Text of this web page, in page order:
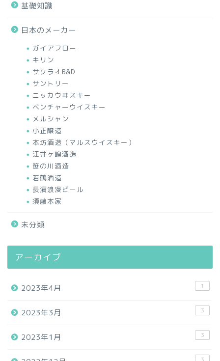
基礎知識
日本のメーカー
ガイアフロー
キリン
サクラオB&D
サントリー
ニッカウヰスキー
ベンチャーウイスキー
メルシャン
小正醸造
本坊酒造（マルスウイスキー）
江井ヶ嶋酒造
笹の川酒造
若鶴酒造
長濱浪漫ビール
須藤本家
未分類
アーカイブ
2023年4月 1
2023年3月 3
2023年1月 3